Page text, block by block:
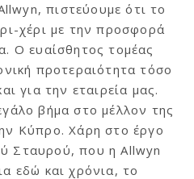
πιστεύουμε ότι το
χέρι με την προσφορά
Ο ευαίσθητος τομέας
προτεραιότητα τόσο
για την εταιρεία μας.
βήμα στο μέλλον της
Κύπρο. Χάρη στο έργο
Σταυρού, που η Allwyn
εδώ και χρόνια, το